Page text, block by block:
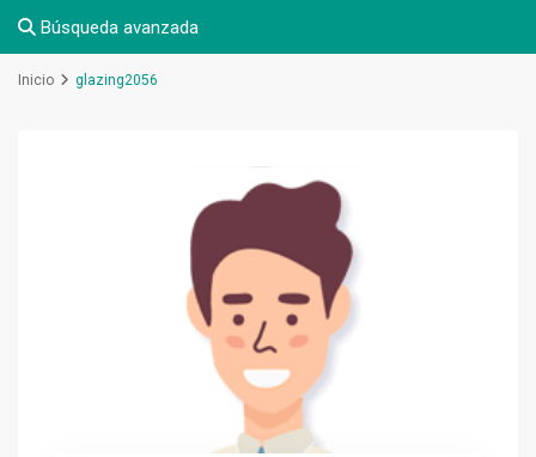
Búsqueda avanzada
Inicio glazing2056